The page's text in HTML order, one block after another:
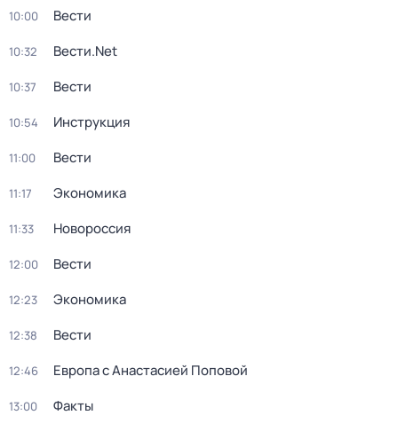
10:00 Вести
10:32 Вести.Net
10:37 Вести
10:54 Инструкция
11:00 Вести
11:17 Экономика
11:33 Новороссия
12:00 Вести
12:23 Экономика
12:38 Вести
12:46 Европа с Анастасией Поповой
13:00 Факты